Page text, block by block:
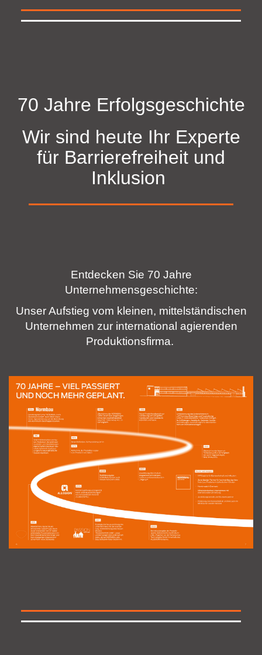
70 Jahre Erfolgsgeschichte
Wir sind heute Ihr Experte
für Barrierefreiheit und
Inklusion
Entdecken Sie 70 Jahre
Unternehmensgeschichte:
Unser Aufstieg vom kleinen, mittelständischen
Unternehmen zur international agierenden
Produktionsfirma.